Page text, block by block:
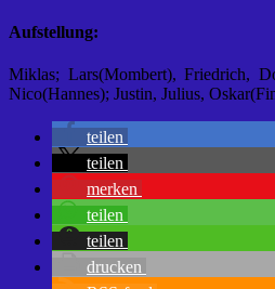
Aufstellung:
Miklas; Lars(Mombert), Friedrich,
Nico(Hannes); Justin, Julius,
teilen
teilen
merken
teilen
teilen
drucken